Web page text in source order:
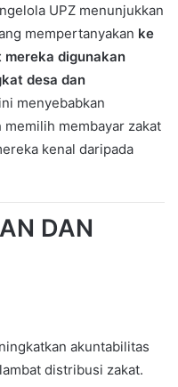
UPZ menunjukkan
mempertanyakan ke
mereka digunakan
desa dan
menyebabkan
membayar zakat
kenal daripada
DAN
akuntabilitas
distribusi zakat.